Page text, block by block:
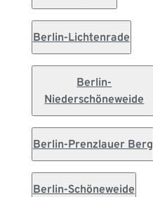
Berlin-Lichtenrade
Berlin-
Niederschöneweide
Berlin-Prenzlauer Berg
Berlin-Schöneweide